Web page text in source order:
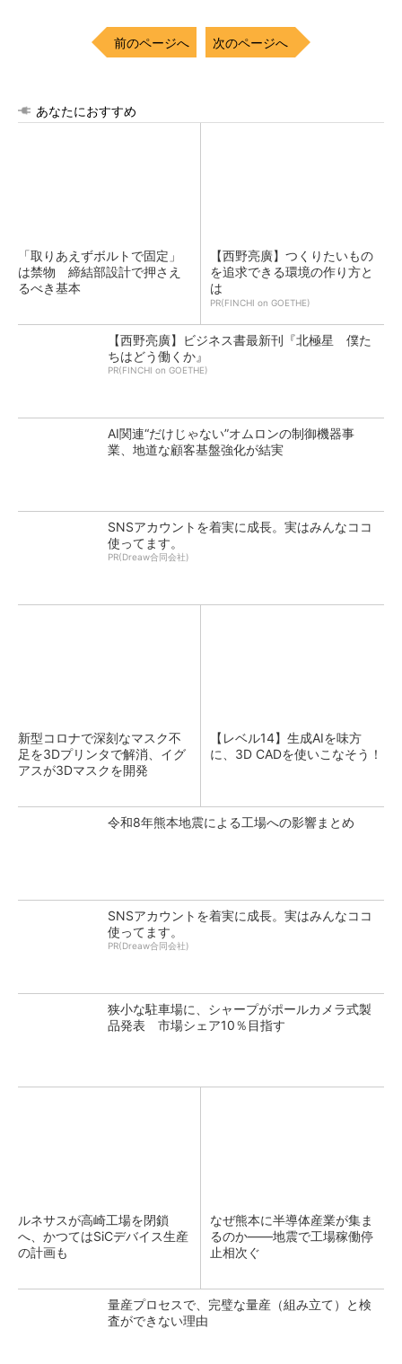
前のページへ 次のページへ
あなたにおすすめ
「取りあえずボルトで固定」
は禁物 締結部設計で押さえ
るべき基本
【西野亮廣】つくりたいもの
を追求できる環境の作り方と
は
PR(FINCHI on GOETHE)
【西野亮廣】ビジネス書最新刊『北極星 僕た
ちはどう働くか』
PR(FINCHI on GOETHE)
AI関連“だけじゃない”オムロンの制御機器事
業、地道な顧客基盤強化が結実
SNSアカウントを着実に成長。実はみんなココ
使ってます。
PR(Dreaw合同会社)
新型コロナで深刻なマスク不
足を3Dプリンタで解消、イグ
アスが3Dマスクを開発
【レベル14】生成AIを味方
に、3D CADを使いこなそう！
令和8年熊本地震による工場への影響まとめ
SNSアカウントを着実に成長。実はみんなココ
使ってます。
PR(Dreaw合同会社)
狭小な駐車場に、シャープがポールカメラ式製
品発表 市場シェア10％目指す
ルネサスが高崎工場を閉鎖
へ、かつてはSiCデバイス生産
の計画も
なぜ熊本に半導体産業が集ま
るのか――地震で工場稼働停
止相次ぐ
量産プロセスで、完璧な量産（組み立て）と検
査ができない理由